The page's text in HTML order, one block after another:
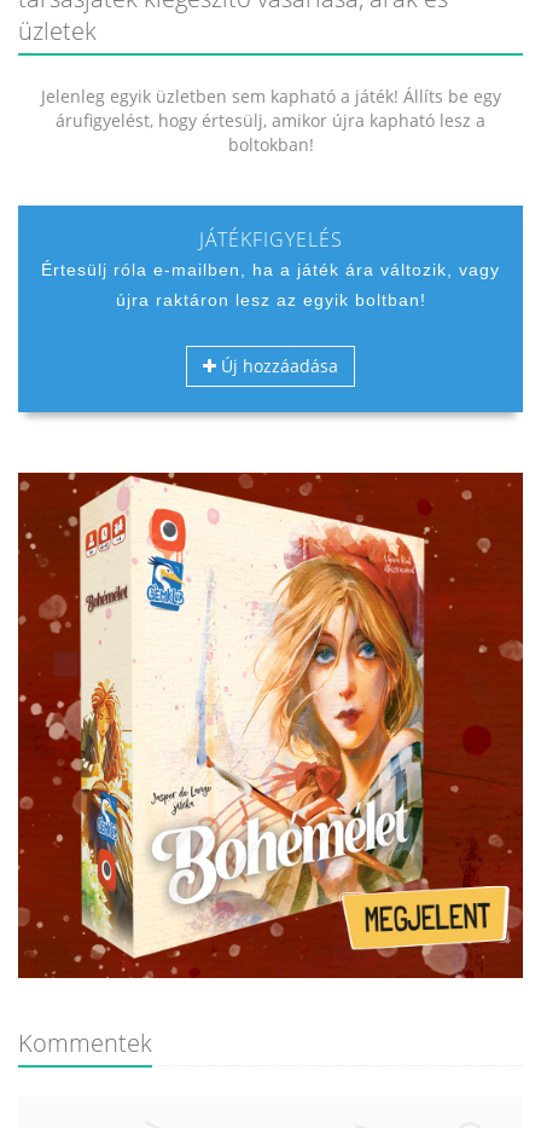
üzletek
Jelenleg egyik üzletben sem kapható a játék! Állíts be egy
árufigyelést, hogy értesülj, amikor újra kapható lesz a
boltokban!
JÁTÉKFIGYELÉS
Értesülj róla e-mailben, ha a játék ára változik, vagy
újra raktáron lesz az egyik boltban!
Új hozzáadása
Kommentek